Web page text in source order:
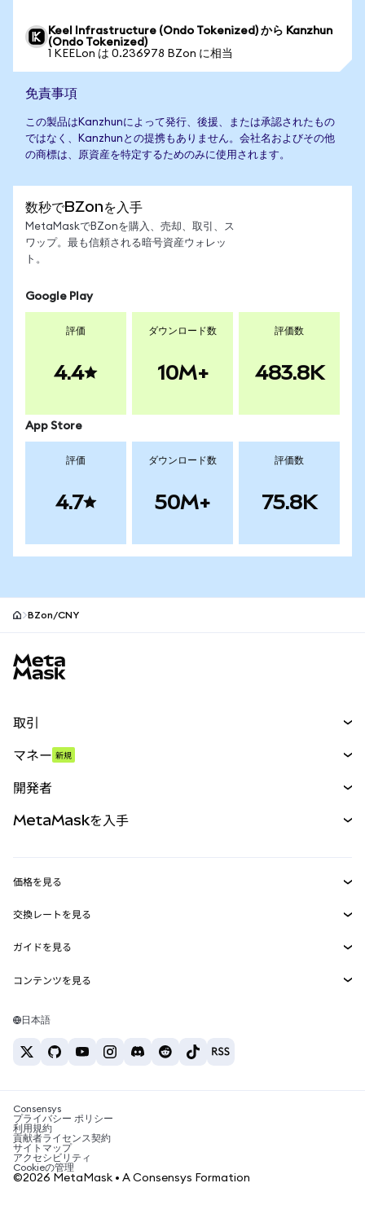
Keel Infrastructure (Ondo Tokenized) から Kanzhun
(Ondo Tokenized)
1 KEELon は 0.236978 BZon に相当
免責事項
この製品はKanzhunによって発行、後援、または承認されたもの
ではなく、Kanzhunとの提携もありません。会社名およびその他
の商標は、原資産を特定するためのみに使用されます。
数秒でBZonを入手
MetaMaskでBZonを購入、売却、取引、ス
ワップ。最も信頼される暗号資産ウォレッ
ト。
Google Play
評価
4.4
ダウンロード数
10M+
評価数
483.8K
App Store
評価
4.7
ダウンロード数
50M+
評価数
75.8K
BZon/CNY
取引
パーペチュアル
RWA
マネー 新規
開発者
MetaMask Connect
Snaps
Web3サービス
MetaMaskを入手
セキュリティ
サポート
キャリア
お問い合わせ
価格を見る
イーサリアムの価格
Solanaの価格
Tetherの価格
交換レートを見る
ETH→USD
USDT→INR
BTC→INR
ETH→USDT
ガイドを見る
ETHの購入
USDTの購入
SHIBの購入
BNBの購入
コンテンツを見る
Solanaウォレット
税制関連ニュース
暗号資産の購入方法は？
ビットコインを売るには？
日本語
Consensys
プライバシー ポリシー
利用規約
貢献者ライセンス契約
サイトマップ
アクセシビリティ
Cookieの管理
©2026 MetaMask • A Consensys Formation